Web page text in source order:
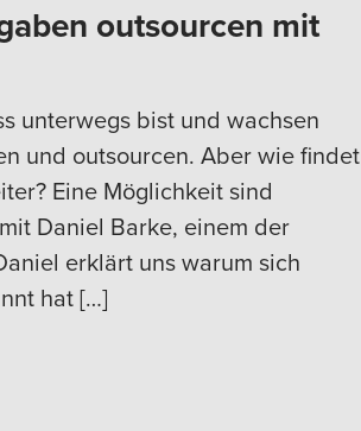
outsourcen mit
unterwegs bist und wachsen
und outsourcen. Aber wie findet
Eine Möglichkeit sind
Daniel Barke, einem der
erklärt uns warum sich
hat […]